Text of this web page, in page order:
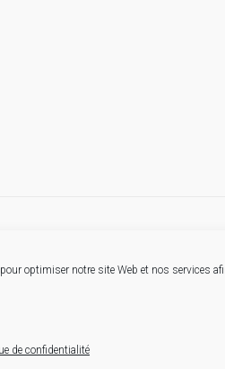
optimiser notre site Web et nos services
de confidentialité